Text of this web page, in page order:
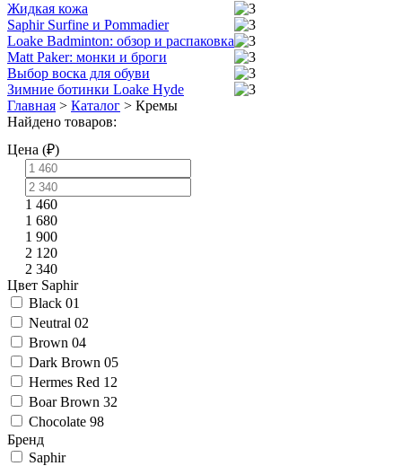
Жидкая кожа
Saphir Surfine и Pommadier
Loake Badminton: обзор и распаковка
Matt Paker: монки и броги
Выбор воска для обуви
Зимние ботинки Loake Hyde
Главная > Каталог > Кремы
Найдено товаров:
Цена (₽)
1 460
1 680
1 900
2 120
2 340
Цвет Saphir
Black 01
Neutral 02
Brown 04
Dark Brown 05
Hermes Red 12
Boar Brown 32
Chocolate 98
Бренд
Saphir